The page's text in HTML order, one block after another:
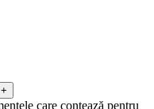
+
care contează pentru